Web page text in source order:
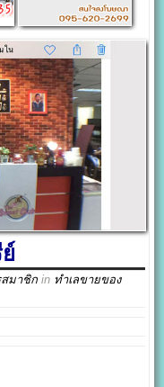
มาชิก in ทำเลขายของ